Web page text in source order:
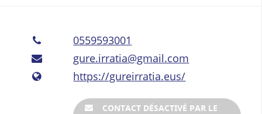
0559593001
gure.irratia@gmail.com
https://gureirratia.eus/
CONTACT DÉSACTIVÉ PAR LE